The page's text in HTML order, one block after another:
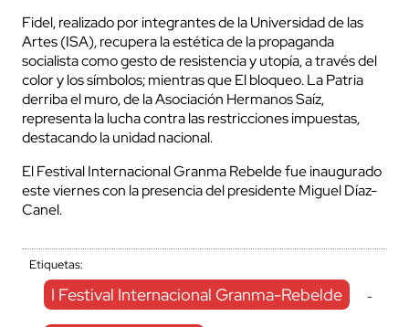
Fidel, realizado por integrantes de la Universidad de las
Artes (ISA), recupera la estética de la propaganda
socialista como gesto de resistencia y utopía, a través del
color y los símbolos; mientras que El bloqueo. La Patria
derriba el muro, de la Asociación Hermanos Saíz,
representa la lucha contra las restricciones impuestas,
destacando la unidad nacional.
El Festival Internacional Granma Rebelde fue inaugurado
este viernes con la presencia del presidente Miguel Díaz-
Canel.
Etiquetas:
I Festival Internacional Granma-Rebelde -